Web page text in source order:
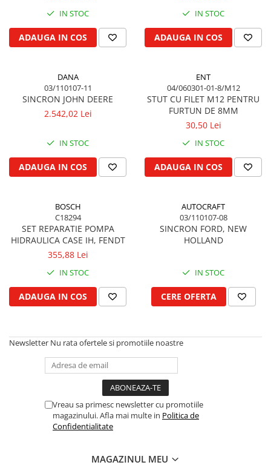
Camasa motor
Pistoane motor
Set segmenti motor
Set motor
Piston si segmenti
Racire motor
Curele ventilator
Furtunuri radiator
Pompe apa
Termostat apa
Balansier bucsa punte fata
Cardan, planetara
Carter de butuc, pivot
Disc de frana
Intrare diferential grup conic
Reductor punte fata
Bloc hidraulic monobloc
Cilindru hidraulic de ridicare
Bucsa, inel, oring, piese arbore
ridicare
Cablu hidraulic, piese
Cutie de viteze
Bucsa cutie viteze
Reductor transmisie
Bolt reductor transmisie
Pinion reductor transmisie
Rulment reductor transmisie
Simering, garnitura reductor
Arbore ax priza de putere
IN STOC
ADAUGA IN COS
IN STOC
ADAUGA IN COS
DANA
03/110107-11
SINCRON JOHN DEERE
2.542,02 Lei
IN STOC
ADAUGA IN COS
ENT
04/060301-01-8/M12
STUT CU FILET M12 PENTRU
FURTUN DE 8MM
30,50 Lei
IN STOC
ADAUGA IN COS
BOSCH
C18294
SET REPARATIE POMPA
HIDRAULICA CASE IH, FENDT
355,88 Lei
IN STOC
ADAUGA IN COS
AUTOCRAFT
03/110107-08
SINCRON FORD, NEW
HOLLAND
IN STOC
CERE OFERTA
Newsletter Nu rata ofertele si promotiile noastre
Vreau sa primesc newsletter cu promotiile
magazinului. Afla mai multe in Politica de
Confidentialitate
MAGAZINUL MEU